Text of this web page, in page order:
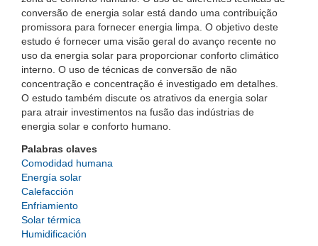
conversão de energia solar está dando uma contribuição
promissora para fornecer energia limpa. O objetivo deste
estudo é fornecer uma visão geral do avanço recente no
uso da energia solar para proporcionar conforto climático
interno. O uso de técnicas de conversão de não
concentração e concentração é investigado em detalhes.
O estudo também discute os atrativos da energia solar
para atrair investimentos na fusão das indústrias de
energia solar e conforto humano.
Palabras claves
Comodidad humana
Energía solar
Calefacción
Enfriamiento
Solar térmica
Humidificación